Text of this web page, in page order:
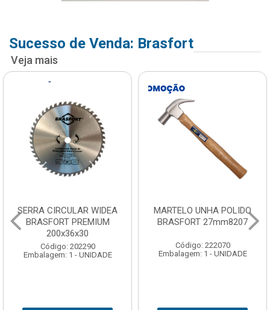
Sucesso de Venda: Brasfort
Veja mais
SERRA CIRCULAR WIDEA
BRASFORT PREMIUM
200x36x30
Código: 202290
Embalagem: 1 - UNIDADE
MARTELO UNHA POLIDO
BRASFORT 27mm8207
Código: 222070
Embalagem: 1 - UNIDADE